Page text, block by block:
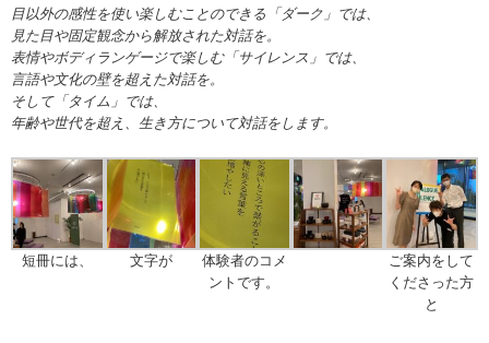
目以外の感性を使い楽しむことのできる「ダーク」では、
見た目や固定観念から解放された対話を。
表情やボディランゲージで楽しむ「サイレンス」では、
言語や文化の壁を超えた対話を。
そして「タイム」では、
年齢や世代を超え、生き方について対話をします。
短冊には、 文字が
体験者のコメ
ントです。
ご案内をして
くださった方
と